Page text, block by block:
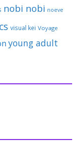
nobi nobi noeve
visual kei Voyage
young adult